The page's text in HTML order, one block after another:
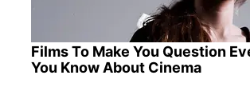
Films To Make You Question
You Know About Cinema